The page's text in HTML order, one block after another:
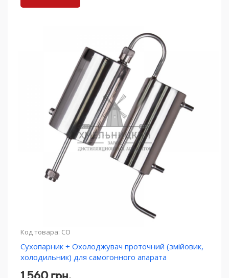
Код товара: СО
Сухопарник + Охолоджувач проточний (змійовик,
холодильник) для самогонного апарата